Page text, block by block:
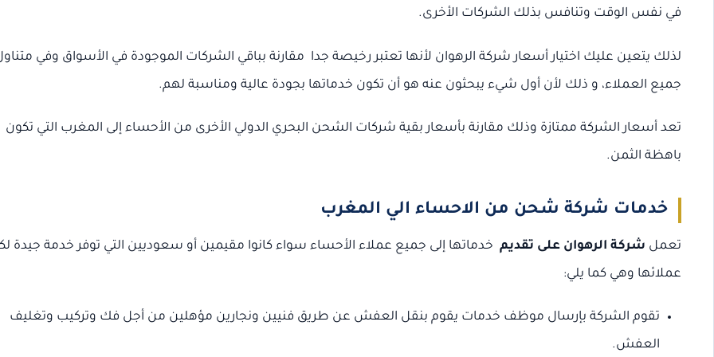
في نفس الوقت وتنافس بذلك الشركات الأخرى.
لذلك يتعين عليك اختيار أسعار شركة الرهوان لأنها تعتبر رخيصة جدا مقارنة بباقي الشركات الموجودة في الأسواق وفي
جميع العملاء، و ذلك لأن أول شيء يبحثون عنه هو أن تكون خدماتها بجودة عالية ومناسبة لهم.
تعد أسعار الشركة ممتازة وذلك مقارنة بأسعار بقية شركات الشحن البحري الدولي الأخرى من الأحساء إلى المغرب التي تكون
باهظة الثمن.
خدمات شركة شحن من الاحساء الي المغرب
تعمل شركة الرهوان على تقديم خدماتها إلى جميع عملاء الأحساء سواء كانوا مقيمين أو سعوديين التي توفر خدمة جيدة
عملائها وهي كما يلي:
تقوم الشركة بإرسال موظف خدمات يقوم بنقل العفش عن طريق فنيين ونجارين مؤهلين من أجل فك وتركيب وتغليف
العفش.